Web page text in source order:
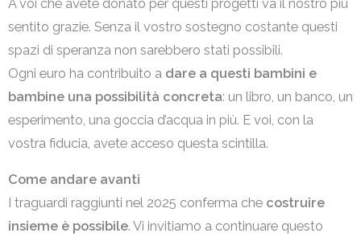
A voi che avete donato per questi progetti va il nostro più
sentito grazie. Senza il vostro sostegno costante questi
spazi di speranza non sarebbero stati possibili.
Ogni euro ha contribuito a dare a questi bambini e
bambine una possibilità concreta: un libro, un banco, un
esperimento, una goccia d’acqua in più. E voi, con la
vostra fiducia, avete acceso questa scintilla.
Come andare avanti
I traguardi raggiunti nel 2025 conferma che costruire
insieme è possibile. Vi invitiamo a continuare questo